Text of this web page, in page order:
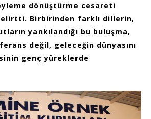
dönüştürme cesareti
Birbirinden farklı dillerin,
yankılandığı bu buluşma,
değil, geleceğin dünyasını
genç yüreklerde